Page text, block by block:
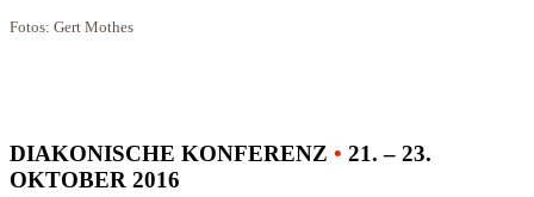
Fotos: Gert Mothes
DIAKONISCHE KONFERENZ • 21. – 23.
OKTOBER 2016